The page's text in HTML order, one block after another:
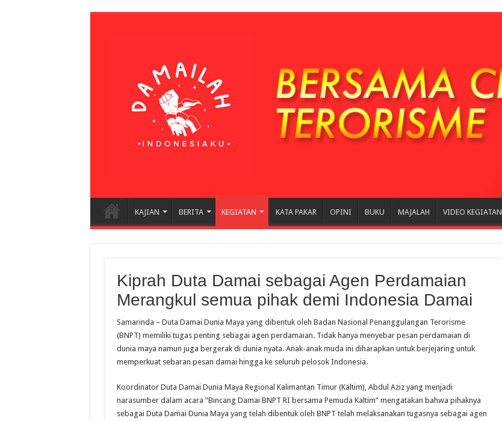
KAJIAN BERITA KEGIATAN KATA PAKAR OPINI BUKU MAJALAH VIDEO KEGIATAN
Kiprah Duta Damai sebagai Agen Perdamaian
Merangkul semua pihak demi Indonesia Damai
Samarinda – Duta Damai Dunia Maya yang dibentuk oleh Badan Nasional Penanggulangan Terorisme
(BNPT) memiliki tugas penting sebagai agen perdamaian. Tidak hanya menyebar pesan perdamaian di
dunia maya namun juga bergerak di dunia nyata. Anak-anak muda ini diharapkan untuk berjejaring untuk
memperkuat sebaran pesan damai hingga ke seluruh pelosok Indonesia.
Koordinator Duta Damai Dunia Maya Regional Kalimantan Timur (Kaltim), Abdul Aziz yang menjadi
narasumber dalam acara ”Bincang Damai BNPT RI bersama Pemuda Kaltim” mengatakan bahwa pihaknya
sebagai Duta Damai Dunia Maya yang telah dibentuk oleh BNPT telah melaksanakan tugasnya sebagai agen